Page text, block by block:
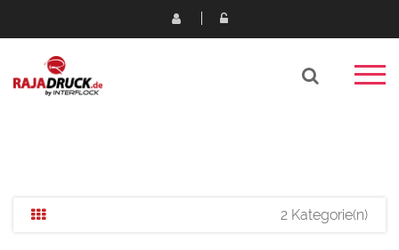
2 Kategorie(n)